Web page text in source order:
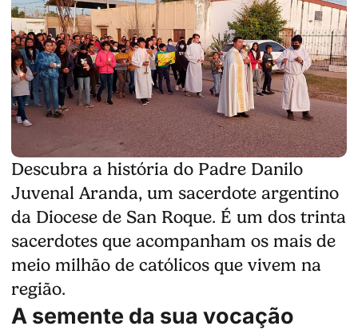
Descubra a história do Padre Danilo
Juvenal Aranda, um sacerdote argentino
da Diocese de San Roque. É um dos trinta
sacerdotes que acompanham os mais de
meio milhão de católicos que vivem na
região.
A semente da sua vocação